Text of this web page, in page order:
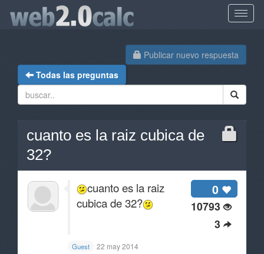
Publicar nuevo respuesta
Todas las preguntas
cuanto es la raiz cubica de
32?
0
10793
3
cuanto es la raiz
cubica de 32?
Guest 22 may 2014